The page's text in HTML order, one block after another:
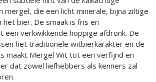
mergel, die een licht minerale, bijna ziltige
bier. De smaak is fris en
een verkwikkende hoppige afdronk. De
het traditionele witbierkarakter en de
maakt Mergel Wit tot een verfijnd en
dat zowel liefhebbers als kenners zal